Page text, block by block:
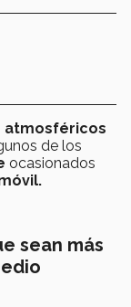
atmosféricos
de los
ocasionados
sean más